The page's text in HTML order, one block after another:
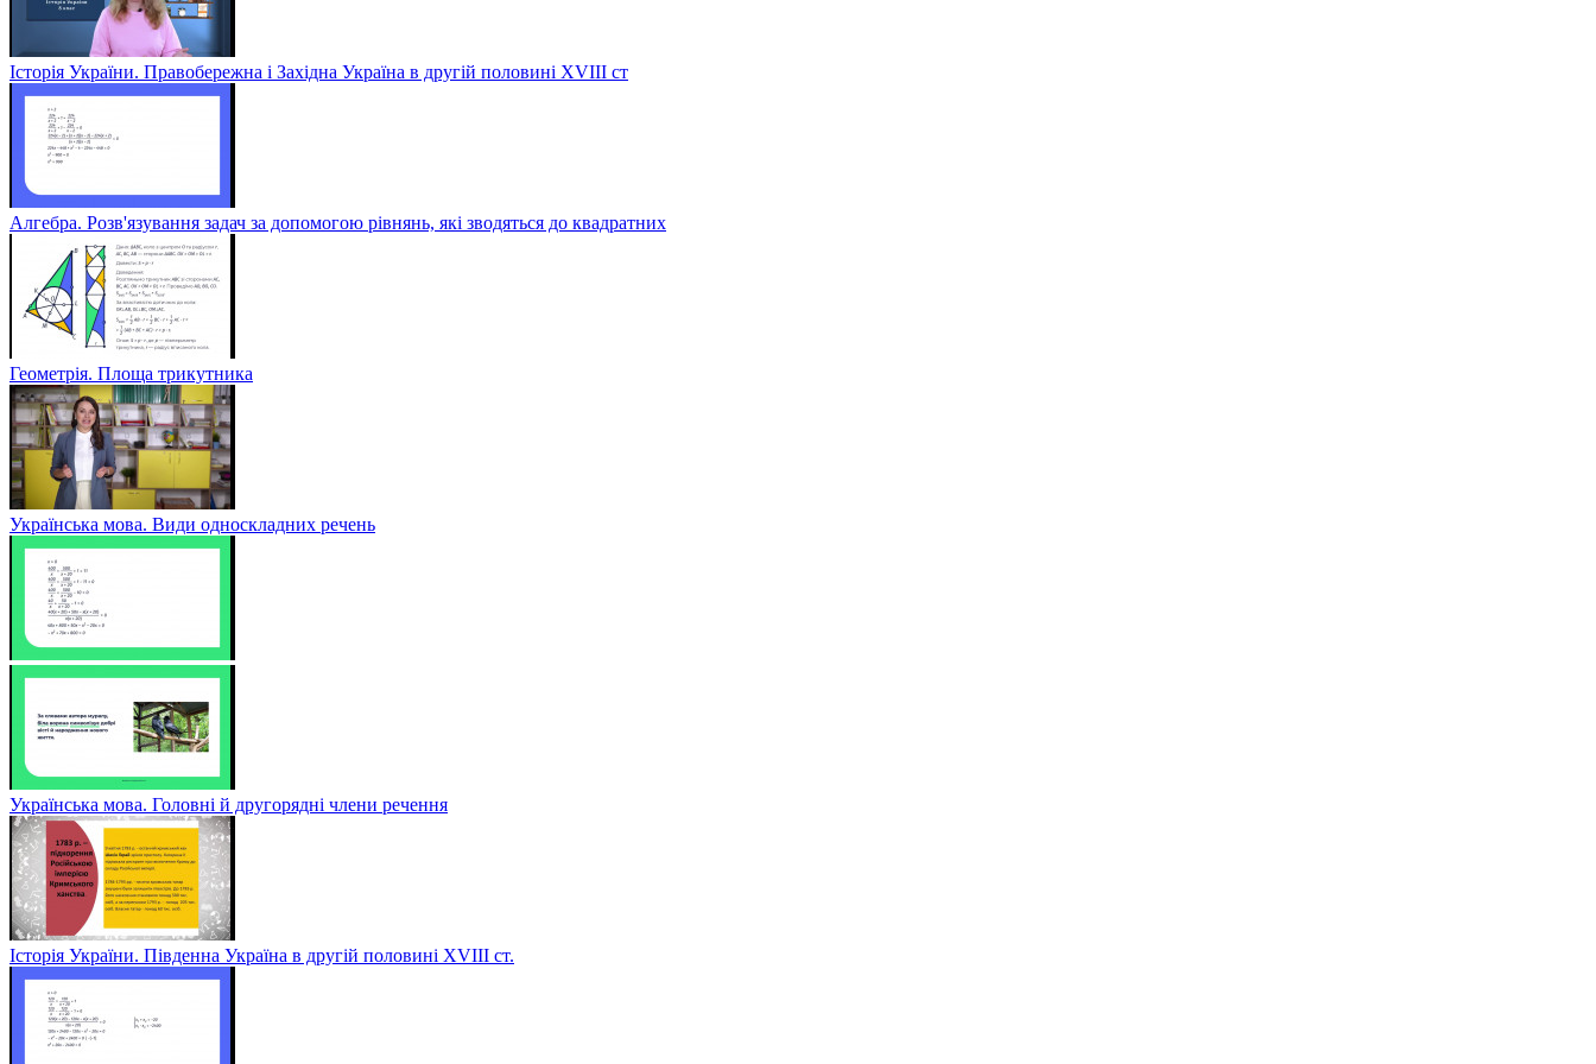
Історія України. Правобережна і Західна Україна в другій половині XVIII ст
Алгебра. Розв'язування задач за допомогою рівнянь, які зводяться до квадратних
Геометрія. Площа трикутника
Українська мова. Види односкладних речень
Українська мова. Головні й другорядні члени речення
Історія України. Південна Україна в другій половині ХVІІІ ст.